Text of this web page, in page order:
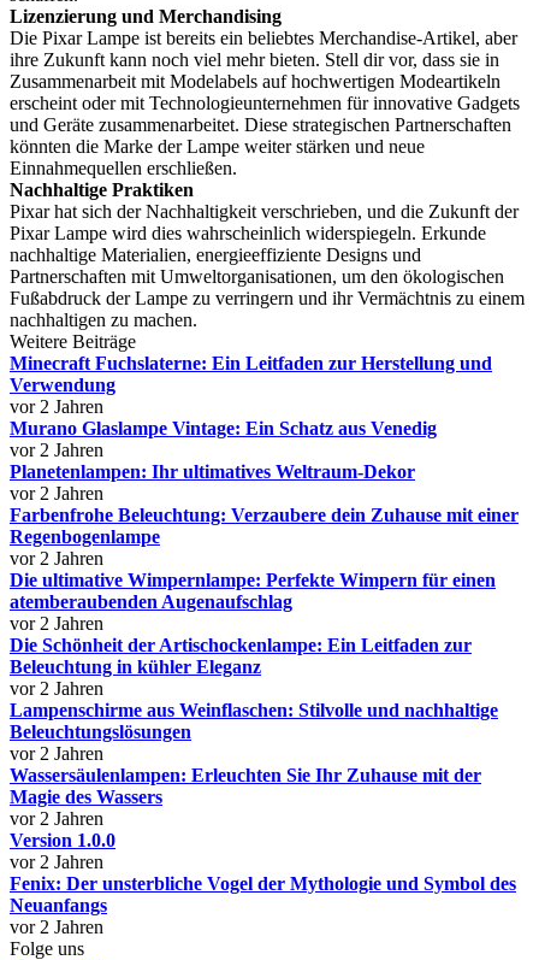
Lizenzierung und Merchandising
Die Pixar Lampe ist bereits ein beliebtes Merchandise-Artikel, aber
ihre Zukunft kann noch viel mehr bieten. Stell dir vor, dass sie in
Zusammenarbeit mit Modelabels auf hochwertigen Modeartikeln
erscheint oder mit Technologieunternehmen für innovative Gadgets
und Geräte zusammenarbeitet. Diese strategischen Partnerschaften
könnten die Marke der Lampe weiter stärken und neue
Einnahmequellen erschließen.
Nachhaltige Praktiken
Pixar hat sich der Nachhaltigkeit verschrieben, und die Zukunft der
Pixar Lampe wird dies wahrscheinlich widerspiegeln. Erkunde
nachhaltige Materialien, energieeffiziente Designs und
Partnerschaften mit Umweltorganisationen, um den ökologischen
Fußabdruck der Lampe zu verringern und ihr Vermächtnis zu einem
nachhaltigen zu machen.
Weitere Beiträge
Minecraft Fuchslaterne: Ein Leitfaden zur Herstellung und
Verwendung
vor 2 Jahren
Murano Glaslampe Vintage: Ein Schatz aus Venedig
vor 2 Jahren
Planetenlampen: Ihr ultimatives Weltraum-Dekor
vor 2 Jahren
Farbenfrohe Beleuchtung: Verzaubere dein Zuhause mit einer
Regenbogenlampe
vor 2 Jahren
Die ultimative Wimpernlampe: Perfekte Wimpern für einen
atemberaubenden Augenaufschlag
vor 2 Jahren
Die Schönheit der Artischockenlampe: Ein Leitfaden zur
Beleuchtung in kühler Eleganz
vor 2 Jahren
Lampenschirme aus Weinflaschen: Stilvolle und nachhaltige
Beleuchtungslösungen
vor 2 Jahren
Wassersäulenlampen: Erleuchten Sie Ihr Zuhause mit der
Magie des Wassers
vor 2 Jahren
Version 1.0.0
vor 2 Jahren
Fenix: Der unsterbliche Vogel der Mythologie und Symbol des
Neuanfangs
vor 2 Jahren
Folge uns